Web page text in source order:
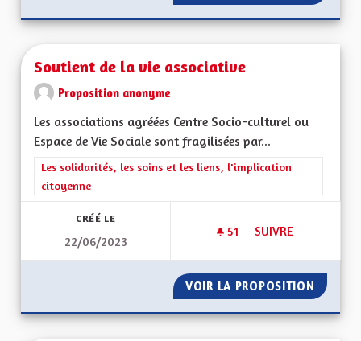
Soutient de la vie associative
Proposition anonyme
Les associations agréées Centre Socio-culturel ou
Espace de Vie Sociale sont fragilisées par...
Filtrer les résultats de la catégorie : Les solidarités, les soins
Les solidarités, les soins et les liens, l'implication
citoyenne
CRÉÉ LE
22/06/2023
51 51 ABONNÉS
SUIVRE
VOIR LA PROPOSITION